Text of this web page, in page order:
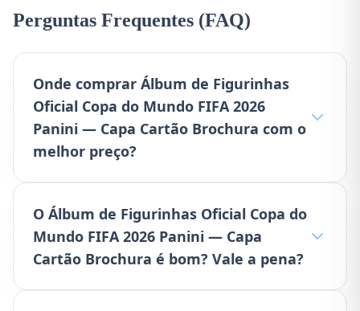
Perguntas Frequentes (FAQ)
Onde comprar Álbum de Figurinhas
Oficial Copa do Mundo FIFA 2026
Panini — Capa Cartão Brochura com o
melhor preço?
O Álbum de Figurinhas Oficial Copa do
Mundo FIFA 2026 Panini — Capa
Cartão Brochura é bom? Vale a pena?